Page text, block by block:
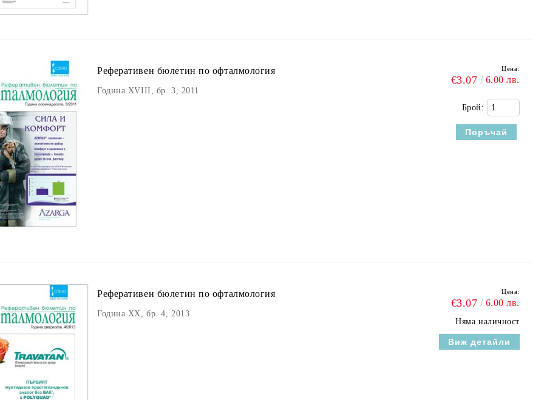
Реферативен бюлетин пo офталмология
Година XVIII, бр. 3, 2011
Цена:
€3.07 6.00 лв.
Брой:
Реферативен бюлетин пo офталмология
Година XX, бр. 4, 2013
Цена:
€3.07 6.00 лв.
Няма наличност
Виж детайли